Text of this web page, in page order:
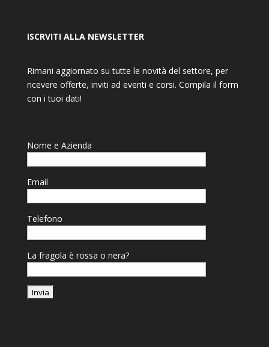
ISCRVITI ALLA NEWSLETTER
Rimani aggiornato su tutte le novità del settore, per
ricevere offerte, inviti ad eventi e corsi. Compila il form
con i tuoi dati!
Nome e Azienda
Email
Telefono
La fragola è rossa o nera?